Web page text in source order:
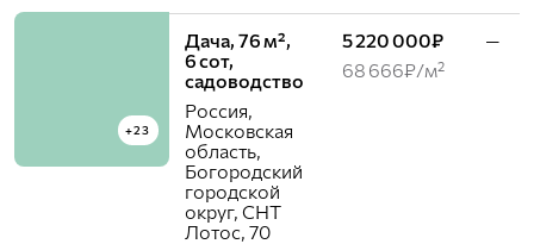
+23
Дача, 76 м²,
6 сот,
садоводство
Россия,
Московская
область,
Богородский
городской
округ, СНТ
Лотос, 70
5 220 000₽
68 666₽/м²
—